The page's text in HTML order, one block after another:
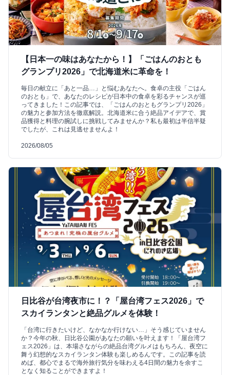
【日本一の味はあなたから！】「ごはんのおとも
グランプリ2026」で北海道米に革命を！
毎日の献立に「あと一品…」と悩むあなたへ。食卓の主役「ごはん
のおとも」で、あなたのレシピが日本中の食卓を彩るチャンスが巡
ってきました！この記事では、「ごはんのおともグランプリ2026」
の魅力と参加方法を徹底解説。北海道米に合う絶品アイデアで、賞
品獲得と料理の腕試しに挑戦してみませんか？私も最初は半信半疑
でしたが、これは見逃せませんよ！
2026/08/05
日比谷が台湾夜市に！？「屋台湾フェス2026」で
スカイランタンと絶品グルメを体験！
「台湾に行きたいけど、なかなか行けない…」そう感じていません
か？今年の秋、日比谷公園があなたの願いを叶えます！「屋台湾フ
ェス2026」は、本場さながらの絶品台湾グルメはもちろん、夜空に
舞う幻想的なスカイランタン体験も楽しめるんです。この記事を読
めば、都心でまるで海外旅行気分を味わえる4日間の魅力を余すこ
となく知ることができますよ！